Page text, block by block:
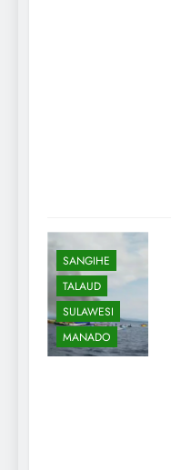
SANGIHE
TALAUD
SULAWESI
MANADO